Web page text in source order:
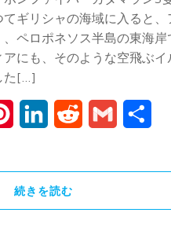
ギリシャの海域に入ると、
ペロポネソス半島の東海岸
アにも、そのような空飛ぶイ
た[…]
PinterestLinkedIn Reddit Gmail
続きを読む